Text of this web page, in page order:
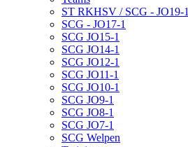
ST RKHSV / SCG - JO19-1
SCG - JO17-1
SCG JO15-1
SCG JO14-1
SCG JO12-1
SCG JO11-1
SCG JO10-1
SCG JO9-1
SCG JO8-1
SCG JO7-1
SCG Welpen